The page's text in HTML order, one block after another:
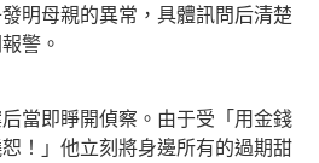
明母親的異常，具體訊問后清楚
警。
即睜開偵察。由于受「用金錢
！」他立刻將身邊所有的過期甜